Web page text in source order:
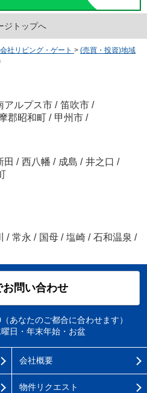
ジトップへ
社リビング・ゲート > (売買・投資)地域
アルプス市 / 笛吹市 /
郡昭和町 / 甲州市 /
田 / 西八幡 / 成島 / 井之口 /
/ 常永 / 国母 / 塩崎 / 石和温泉 /
お問い合わせ
あなたのご都合に合わせます）
日・年末年始・お盆
会社概要
物件リクエスト